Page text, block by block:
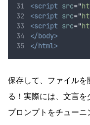
<script src="
<script src="
<script src="
</body>
</html>
保存して、ファイルを
る！実際には、文言を
プロンプトをチューニ